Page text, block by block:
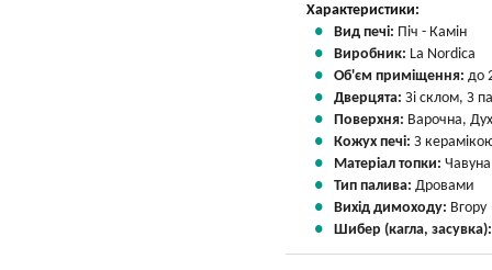
Характеристики:
Вид печі: Піч - Камін
Виробник: La Nordica
Об'єм приміщення: до
Дверцята: Зі склом, З
Поверхня: Варочна,
Кожух печі: З
Матеріал топки: Чавуна
Тип палива: Дровами
Вихід димоходу: Вгору
Шибер (кагла,